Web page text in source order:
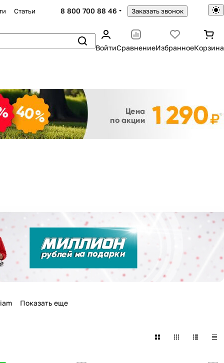
Статьи 8 800 700 88 46 Заказать звонок
ВойтиСравнениеИзбранноеКорзина
Показать еще
Закрыть